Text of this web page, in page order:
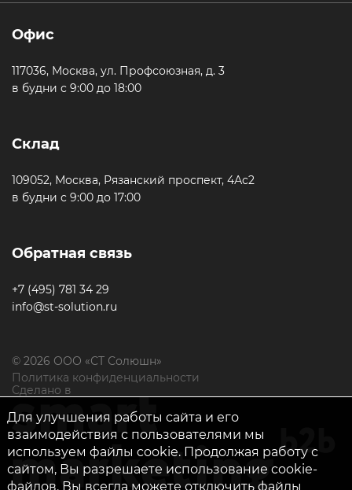
Офис
117036, Москва, ул. Профсоюзная, д. 3
в будни с 9:00 до 18:00
Склад
109052, Москва, Рязанский проспект, 4Ас2
в будни с 9:00 до 17:00
Обратная связь
+7 (495) 781 34 29
info@st-solution.ru
© 2026 ООО «СТ Солюшн»
Политика конфиденциальности
Сделано в
Для улучшения работы сайта и его
взаимодействия с пользователями мы
используем файлы cookie. Продолжая работу с
сайтом, Вы разрешаете использование cookie-
файлов. Вы всегда можете отключить файлы